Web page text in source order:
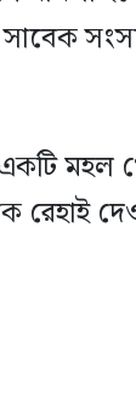
মহল
রেহাই